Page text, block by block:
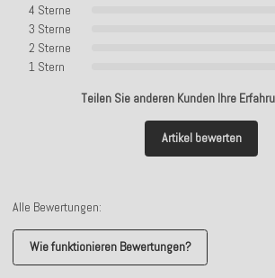
4 Sterne
3 Sterne
2 Sterne
1 Stern
Teilen Sie anderen Kunden Ihre
Artikel bewerten
Alle Bewertungen:
Wie funktionieren Bewertungen?